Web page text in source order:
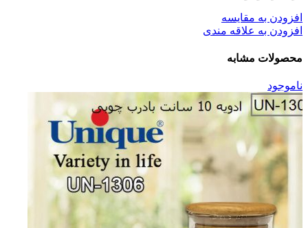
افزودن به مقایسه
افزودن به علاقه مندی
محصولات مشابه
ناموجود